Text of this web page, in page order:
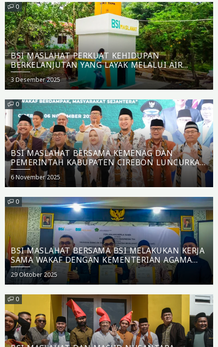
0
BSI MASLAHAT PERKUAT KEHIDUPAN
BERKELANJUTAN YANG LAYAK MELALUI AIR
BERSIH
Posted
on
3 Desember 2025
0
BSI MASLAHAT BERSAMA KEMENAG DAN
PEMERINTAH KABUPATEN CIREBON LUNCURKAN
PROGRAM KOTA WAKAF
Posted
on
6 November 2025
0
BSI MASLAHAT BERSAMA BSI MELAKUKAN KERJA
SAMA WAKAF DENGAN KEMENTERIAN AGAMA
INDRAMAYU
Posted
on
29 Oktober 2025
0